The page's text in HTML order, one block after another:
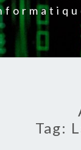
Tag: